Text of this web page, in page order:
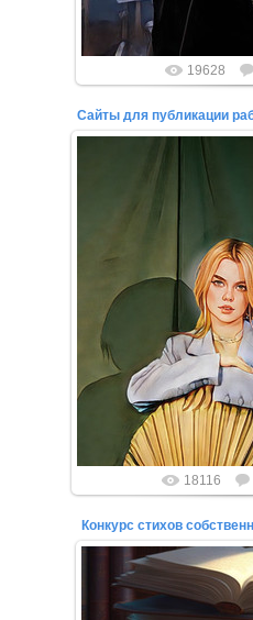
19628
Сайты для публикации
Если вы прямо сейчас
работ педагогов для
18116
Конкурс стихов
Приглашаем вас принять
онлайн-конкурсе по
онлайн-